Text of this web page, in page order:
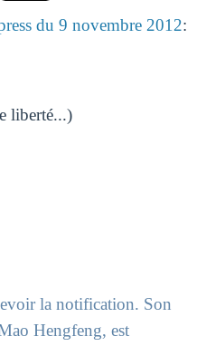
du 9 novembre 2012:
liberté...)
la notification. Son
Hengfeng, est